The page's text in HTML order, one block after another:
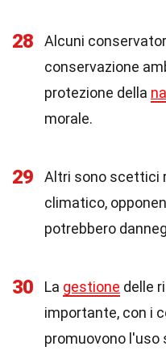
28
Alcuni
conservazione
protezione della
morale.
29
Altri sono scettici
climatico,
potrebbero
30 La gestione delle
importante, con i
promuovono l'uso